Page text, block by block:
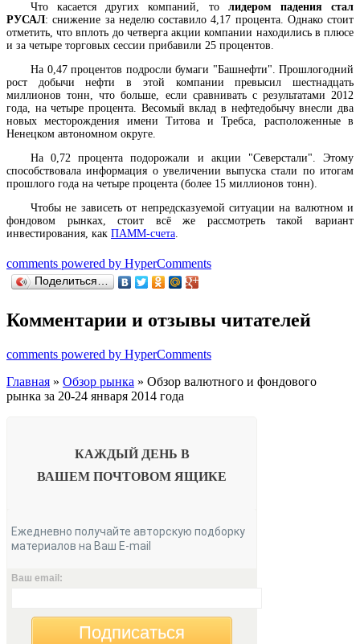
Что касается других компаний, то лидером падения стал
РУСАЛ: снижение за неделю составило 4,17 процента. Однако стоит
отметить, что вплоть до четверга акции компании находились в плюсе
и за четыре торговых сессии прибавили 25 процентов.
На 0,47 процентов подросли бумаги "Башнефти". Прошлогодний
рост добычи нефти в этой компании превысил шестнадцать
миллионов тонн, что больше, если сравнивать с результатами 2012
года, на четыре процента. Весомый вклад в нефтедобычу внесли два
новых месторождения имени Титова и Требса, расположенные в
Ненецком автономном округе.
На 0,72 процента подорожали и акции "Северстали". Этому
способствовала информация о увеличении выпуска стали по итогам
прошлого года на четыре процента (более 15 миллионов тонн).
Чтобы не зависеть от непредсказуемой ситуации на валютном и
фондовом рынках, стоит всё же рассмотреть такой вариант
инвестирования, как ПАММ-счета.
comments powered by HyperComments
Поделиться…
Комментарии и отзывы читателей
comments powered by HyperComments
Главная » Обзор рынка » Обзор валютного и фондового
рынка за 20-24 января 2014 года
КАЖДЫЙ ДЕНЬ В
ВАШЕМ ПОЧТОВОМ ЯЩИКЕ
Ежедневно получайте авторскую подборку
материалов на Ваш E-mail
Ваш email:
Подписаться